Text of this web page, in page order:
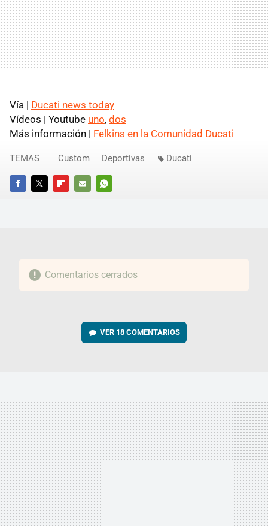
Vía | Ducati news today
Vídeos | Youtube uno, dos
Más información | Felkins en la Comunidad Ducati
FACEBOOKTWITTERFLIPBOARD
E-
WHATSAPP
TEMAS Custom Deportivas Ducati
Comentarios cerrados
VER 18 COMENTARIOS